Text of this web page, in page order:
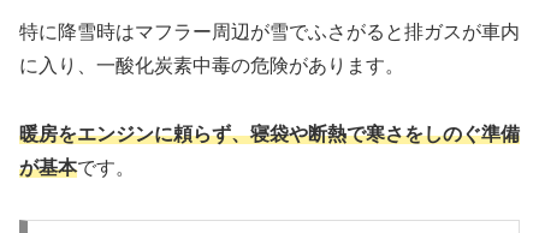
特に降雪時はマフラー周辺が雪でふさがると排ガスが車内
に入り、一酸化炭素中毒の危険があります。
暖房をエンジンに頼らず、寝袋や断熱で寒さをしのぐ準備
が基本です。